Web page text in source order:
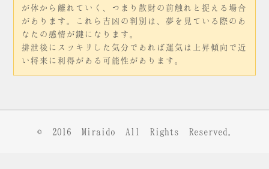
が体から離れていく、つまり散財の前触れと捉える場合
があります。これら吉凶の判別は、夢を見ている際のあ
なたの感情が鍵になります。
排泄後にスッキリした気分であれば運気は上昇傾向で近
い将来に利得がある可能性があります。
© 2016 Miraido All Rights Reserved.